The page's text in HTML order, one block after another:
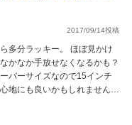
2017/09/14投稿
多分ラッキー。 ほぼ見かけ
かなか手放せなくなるかも？
バーサイズなので15インチ
地にも良いかもしれません。
ちゃんとしたSUVがいい人は